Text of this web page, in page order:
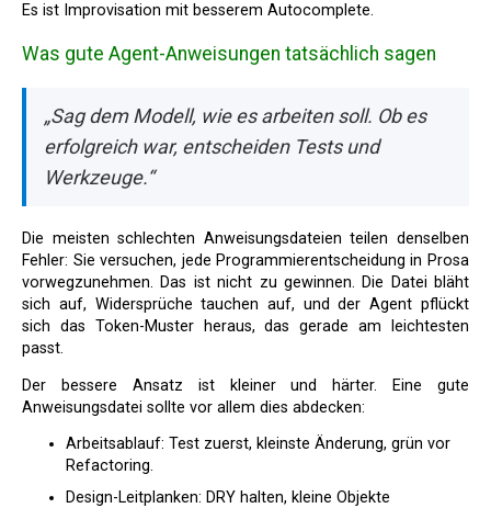
Es ist Improvisation mit besserem Autocomplete.
Was gute Agent-Anweisungen tatsächlich sagen
„Sag dem Modell, wie es arbeiten soll. Ob es
erfolgreich war, entscheiden Tests und
Werkzeuge.“
Die meisten schlechten Anweisungsdateien teilen denselben
Fehler: Sie versuchen, jede Programmierentscheidung in Prosa
vorwegzunehmen. Das ist nicht zu gewinnen. Die Datei bläht
sich auf, Widersprüche tauchen auf, und der Agent pflückt
sich das Token-Muster heraus, das gerade am leichtesten
passt.
Der bessere Ansatz ist kleiner und härter. Eine gute
Anweisungsdatei sollte vor allem dies abdecken:
Arbeitsablauf: Test zuerst, kleinste Änderung, grün vor
Refactoring.
Design-Leitplanken: DRY halten, kleine Objekte